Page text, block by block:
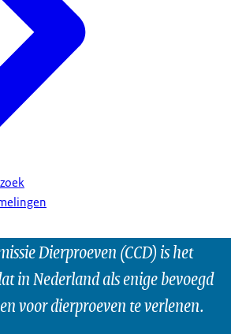
Dierproeven (CCD) is het
in Nederland als enige bevoegd
voor dierproeven te verlenen.